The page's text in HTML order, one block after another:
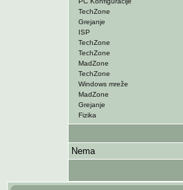
TechZone
Grejanje
ISP
TechZone
TechZone
MadZone
TechZone
Windows mreže
MadZone
Grejanje
Fizika
Nema